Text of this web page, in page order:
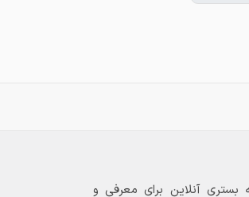
۲۴ از بهار ۱۳۹۷ با هدف ارائه بستری آنلاین برای معرفی و